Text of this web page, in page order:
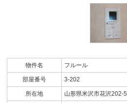
物件名 フルール
部屋番号 3-202
所在地 山形県米沢市花沢202-5